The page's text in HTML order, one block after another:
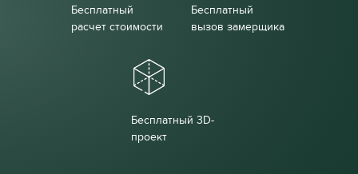
Бесплатный
расчет стоимости
Бесплатный
вызов замерщика
Бесплатный 3D-
проект